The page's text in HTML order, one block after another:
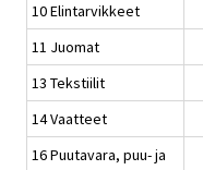
10 Elintarvikkeet
11 Juomat
13 Tekstiilit
14 Vaatteet
16 Puutavara, puu- ja